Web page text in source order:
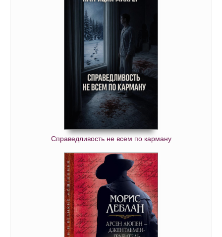
Справедливость не всем по карману